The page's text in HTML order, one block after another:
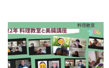
料理教室